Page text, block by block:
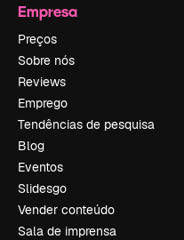
Empresa
Preços
Sobre nós
Reviews
Emprego
Tendências de pesquisa
Blog
Eventos
Slidesgo
Vender conteúdo
Sala de imprensa